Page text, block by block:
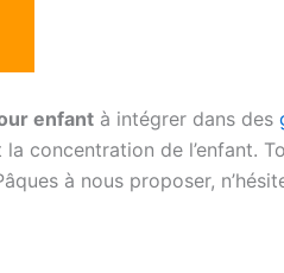
enfant à intégrer dans des
la concentration de l’enfant.
à nous proposer,